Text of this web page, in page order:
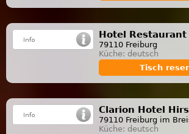
Hotel
79110 Freiburg
Küche: deutsch
Tisch
Clarion Hotel
79110 Freiburg im
Küche: deutsch